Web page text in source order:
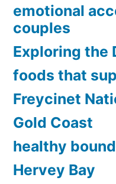
emotional
couples
Exploring the
foods that
Freycinet
Gold Coast
healthy
Hervey Bay